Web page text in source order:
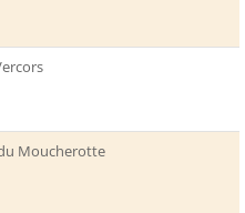
Moucherotte